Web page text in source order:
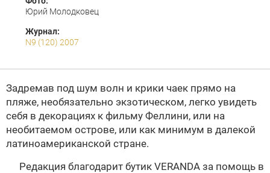
Юрий Молодковец
Журнал:
N9 (120) 2007
Задремав под шум волн и крики чаек прямо на
пляже, необязательно экзотическом, легко увидеть
себя в декорациях к фильму Феллини, или на
необитаемом острове, или как минимум в далекой
латиноамериканской стране.
Редакция благодарит бутик VERANDA за помощь в